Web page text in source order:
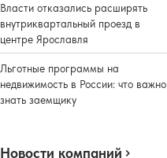
Власти отказались расширять
внутриквартальный проезд в
центре Ярославля
Льготные программы на
недвижимость в России: что важно
знать заемщику
Новости компаний